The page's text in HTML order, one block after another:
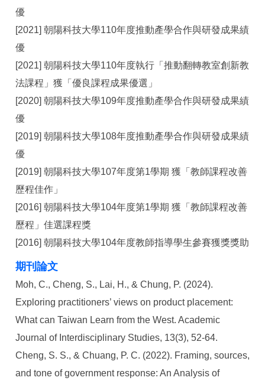
優
[2021] 朝陽科技大學110年度推動產學合作與研發成果績
優
[2021] 朝陽科技大學110年度執行「推動翻轉教室創新教
法課程」獲「優良課程成果優選」
[2020] 朝陽科技大學109年度推動產學合作與研發成果績
優
[2019] 朝陽科技大學108年度推動產學合作與研發成果績
優
[2019] 朝陽科技大學107年度第1學期 獲「教師課程改善
歷程佳作」
[2016] 朝陽科技大學104年度第1學期 獲「教師課程改善
歷程」佳選課程獎
[2016] 朝陽科技大學104年度教師指導學生參賽獲獎獎助
期刊論文
Moh, C., Cheng, S., Lai, H., & Chung, P. (2024).
Exploring practitioners’ views on product placement:
What can Taiwan Learn from the West. Academic
Journal of Interdisciplinary Studies, 13(3), 52-64.
Cheng, S. S., & Chuang, P. C. (2022). Framing, sources,
and tone of government response: An Analysis of